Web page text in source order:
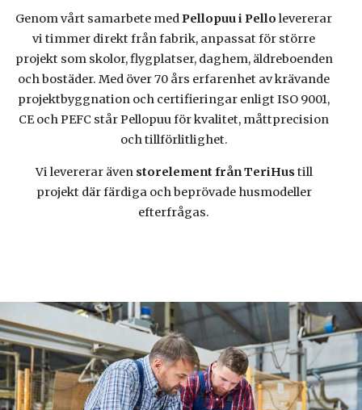
Genom vårt samarbete medPellopuu i Pellolevererar
vi timmer direkt från fabrik, anpassat för större
projekt som skolor, flygplatser, daghem, äldreboenden
och bostäder. Med över 70 års erfarenhet av krävande
projektbyggnation och certifieringar enligt ISO 9001,
CE och PEFC står Pellopuu för kvalitet, måttprecision
och tillförlitlighet.
Vi levererar även storelement från TeriHustill
projekt där färdiga och beprövade husmodeller
efterfrågas.